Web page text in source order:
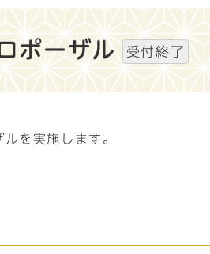
ポーザル 受付終了
を実施します。